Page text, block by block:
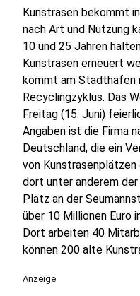
Kunstrasen bekommt
nach Art und Nutzung
10 und 25 Jahren
Kunstrasen erneuert
kommt am Stadthafen
Recyclingzyklus. Das
Freitag (15. Juni)
Angaben ist die Firma
Deutschland, die ein
von
dort unter anderem
Platz an der
über 10 Millionen Euro
Dort arbeiten 40
können 200 alte
Anzeige